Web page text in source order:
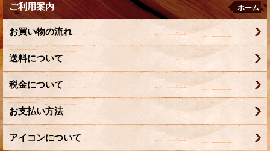
ご利用案内 ホーム
お買い物の流れ
送料について
税金について
お支払い方法
アイコンについて